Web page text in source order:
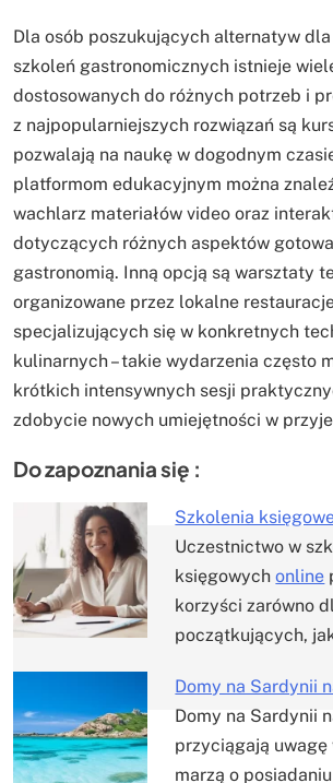
Dla osób poszukujących alternatyw
szkoleń gastronomicznych istnieje
dostosowanych do różnych potrzeb i
z najpopularniejszych rozwiązań są
pozwalają na naukę w dogodnym
platformom edukacyjnym można
wachlarz materiałów video oraz
dotyczących różnych aspektów
gastronomią. Inną opcją są warsztaty
organizowane przez lokalne
specjalizujących się w konkretnych
kulinarnych – takie wydarzenia często
krótkich intensywnych sesji
zdobycie nowych umiejętności w
Do zapoznania się :
Szkolenia
Uczestnictwo w
księgowychonline
korzyści zarówno
początkujących,
Domy na Sardynii
Domy na Sardynii
przyciągają
marzą o
Nawigacja
wpisu